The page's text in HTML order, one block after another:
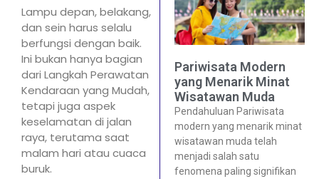
Lampu depan, belakang,
dan sein harus selalu
berfungsi dengan baik.
Ini bukan hanya bagian
dari Langkah Perawatan
Kendaraan yang Mudah,
tetapi juga aspek
keselamatan di jalan
raya, terutama saat
malam hari atau cuaca
buruk.
Pariwisata Modern
yang Menarik Minat
Wisatawan Muda
Pendahuluan Pariwisata
modern yang menarik minat
wisatawan muda telah
menjadi salah satu
fenomena paling signifikan